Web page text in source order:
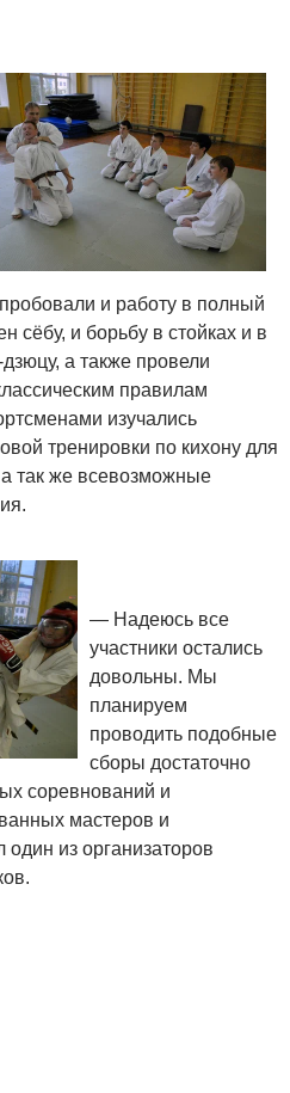
и работу в полный
сёбу, и борьбу в стойках и в
а также провели
правилам
изучались
тренировки по кихону для
так же всевозможные
— Надеюсь все
участники остались
довольны. Мы
планируем
проводить подобные
сборы достаточно
соревнований и
мастеров и
из организаторов